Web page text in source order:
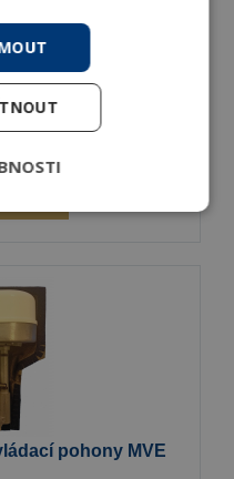
3-cestné a 6-
kohouty
10 Nm pro
a 6-cestné
pohony MVE